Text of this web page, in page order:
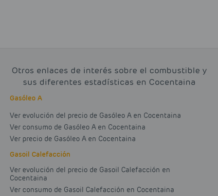
Otros enlaces de interés sobre el combustible y
sus diferentes estadísticas en Cocentaina
Gasóleo A
Ver evolución del precio de Gasóleo A en Cocentaina
Ver consumo de Gasóleo A en Cocentaina
Ver precio de Gasóleo A en Cocentaina
Gasoil Calefacción
Ver evolución del precio de Gasoil Calefacción en
Cocentaina
Ver consumo de Gasoil Calefacción en Cocentaina